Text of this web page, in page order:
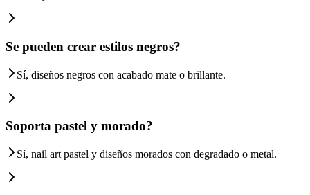
Se pueden crear estilos negros?
Sí, diseños negros con acabado mate o brillante.
Soporta pastel y morado?
Sí, nail art pastel y diseños morados con degradado o metal.